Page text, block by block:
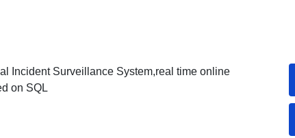
Incident Surveillance System,real time online
on SQL